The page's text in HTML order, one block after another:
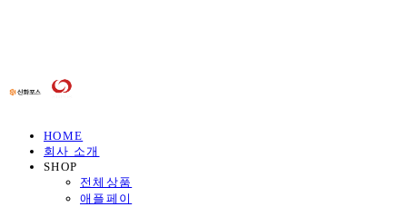
HOME
회사 소개
SHOP
전체상품
애플페이